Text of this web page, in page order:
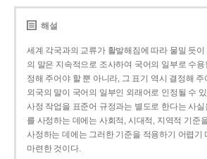
해설
세계 각국과의 교류가 활발해짐에 따라 물밀 듯
의 말은 지속적으로 조사하여 국어의 일부로 수
정해 주어야 할 뿐 아니라, 그 표기 역시 결정해
외국의 말이 국어의 일부인 외래어로 인정될 수
사정 작업을 표준어 규정과는 별도로 한다는 사실
를 사정하는 데에는 사회적, 시대적, 지역적 기준
사정하는 데에는 그러한 기준을 적용하기 어렵기
마련한 것이다.